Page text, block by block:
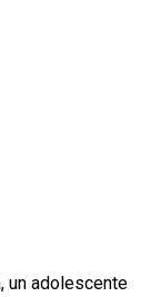
un adolescente